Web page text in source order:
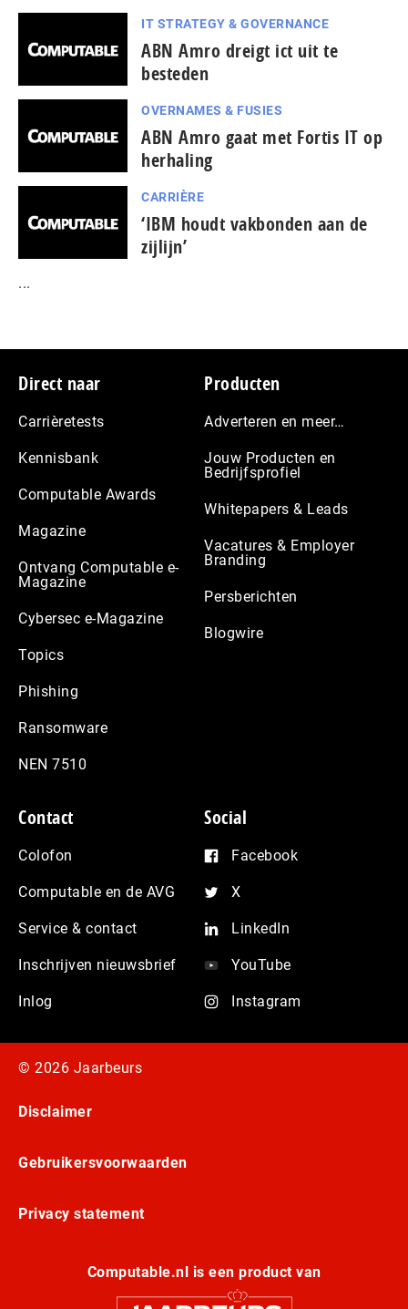
IT STRATEGY & GOVERNANCE
ABN Amro dreigt ict uit te
besteden
OVERNAMES & FUSIES
ABN Amro gaat met Fortis IT op
herhaling
CARRIÈRE
‘IBM houdt vakbonden aan de
zijlijn’
...
Footer
Direct naar
Carrièretests
Kennisbank
Computable Awards
Magazine
Ontvang Computable e-
Magazine
Cybersec e-Magazine
Topics
Phishing
Ransomware
NEN 7510
Producten
Adverteren en meer…
Jouw Producten en
Bedrijfsprofiel
Whitepapers & Leads
Vacatures & Employer
Branding
Persberichten
Blogwire
Contact
Colofon
Computable en de AVG
Service & contact
Inschrijven nieuwsbrief
Inlog
Social
Facebook
X
LinkedIn
YouTube
Instagram
© 2026 Jaarbeurs
Disclaimer
Gebruikersvoorwaarden
Privacy statement
Computable.nl is een product van